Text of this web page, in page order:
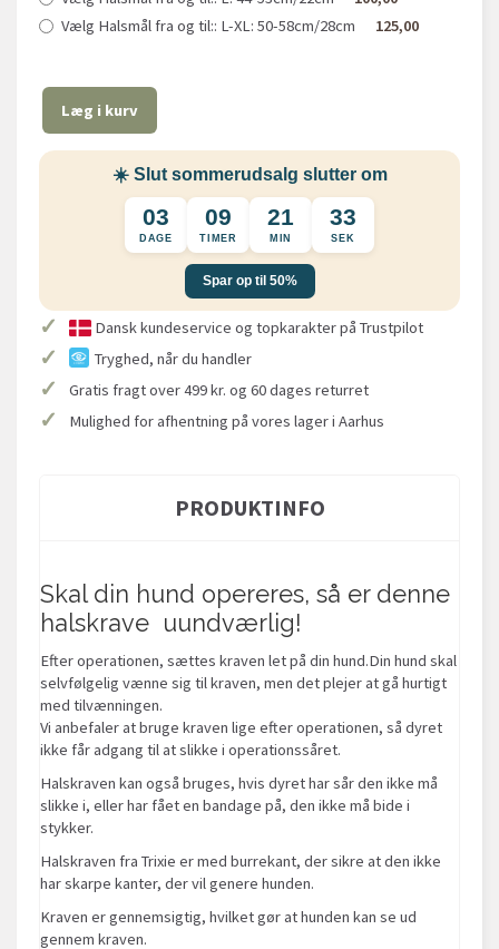
Vælg Halsmål fra og til:: L-XL: 50-58cm/28cm 125,00
Læg i kurv
☀️ Slut sommerudsalg slutter om
03
DAGE
09
TIMER
21
MIN
33
SEK
Spar op til 50%
✓ Dansk kundeservice og topkarakter på Trustpilot
✓ Tryghed, når du handler
✓ Gratis fragt over 499 kr. og 60 dages returret
✓ Mulighed for afhentning på vores lager i Aarhus
PRODUKTINFO
Skal din hund opereres, så er denne
halskrave uundværlig!
Efter operationen, sættes kraven let på din hund.Din hund skal
selvfølgelig vænne sig til kraven, men det plejer at gå hurtigt
med tilvænningen.
Vi anbefaler at bruge kraven lige efter operationen, så dyret
ikke får adgang til at slikke i operationssåret.
Halskraven kan også bruges, hvis dyret har sår den ikke må
slikke i, eller har fået en bandage på, den ikke må bide i
stykker.
Halskraven fra Trixie er med burrekant, der sikre at den ikke
har skarpe kanter, der vil genere hunden.
Kraven er gennemsigtig, hvilket gør at hunden kan se ud
gennem kraven.